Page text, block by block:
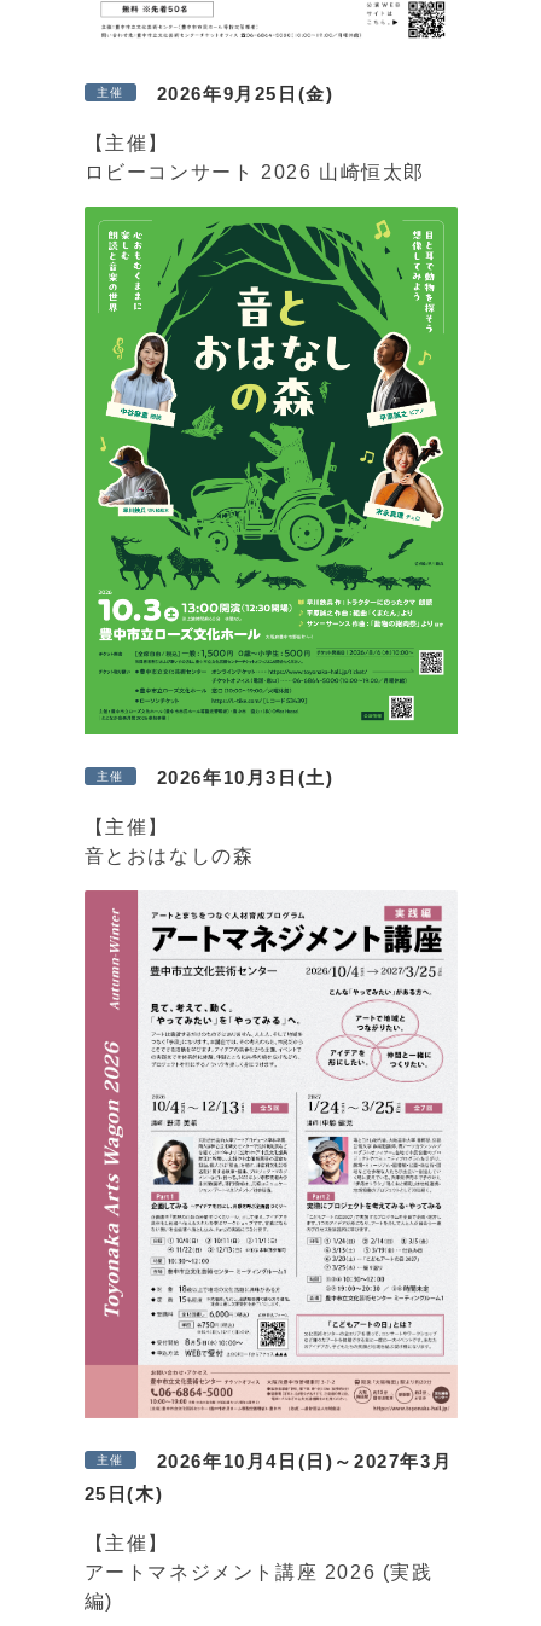
2026年9月25日(金)
主催
【主催】
ロビーコンサート 2026 山崎恒太郎
2026年10月3日(土)
主催
【主催】
音とおはなしの森
2026年10月4日(日)～2027年3月
25日(木)
主催
【主催】
アートマネジメント講座 2026 (実践
編)